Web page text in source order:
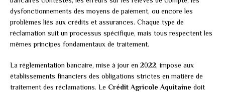
dysfonctionnements des moyens de paiement, ou encore les
problèmes liés aux crédits et assurances. Chaque type de
réclamation suit un processus spécifique, mais tous respectent les
mêmes principes fondamentaux de traitement.
La réglementation bancaire, mise à jour en 2022, impose aux
établissements financiers des obligations strictes en matière de
traitement des réclamations. Le Crédit Agricole Aquitaine doit